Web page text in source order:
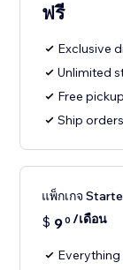
ฟรี
Exclusive
Unlimited
Free
Ship
แพ็กเกจ
$ 90 /เดือน
Everything